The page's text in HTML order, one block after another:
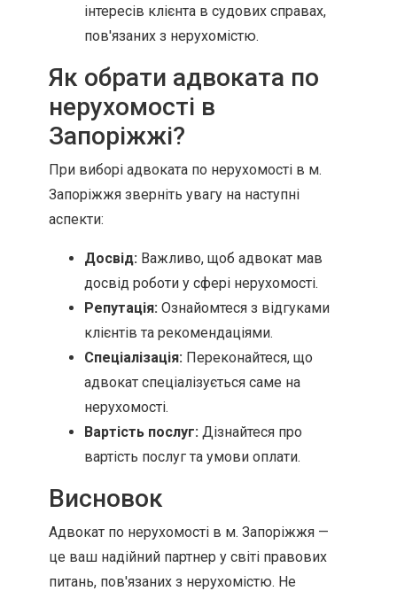
інтересів клієнта в судових справах,
пов'язаних з нерухомістю.
Як обрати адвоката по
нерухомості в
Запоріжжі?
При виборі адвоката по нерухомості в м.
Запоріжжя зверніть увагу на наступні
аспекти:
Досвід: Важливо, щоб адвокат мав
досвід роботи у сфері нерухомості.
Репутація: Ознайомтеся з відгуками
клієнтів та рекомендаціями.
Спеціалізація: Переконайтеся, що
адвокат спеціалізується саме на
нерухомості.
Вартість послуг: Дізнайтеся про
вартість послуг та умови оплати.
Висновок
Адвокат по нерухомості в м. Запоріжжя —
це ваш надійний партнер у світі правових
питань, пов'язаних з нерухомістю. Не